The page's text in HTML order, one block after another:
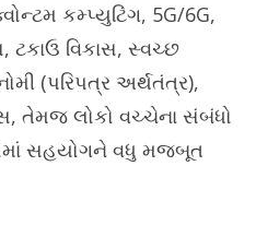
કમ્પ્યુટિંગ, 5G/6G,
ટકાઉ વિકાસ, સ્વચ્છ
(પરિપત્ર અર્થતંત્ર),
તેમજ લોકો વચ્ચેના સંબંધો
સહયોગને વધુ મજબૂત